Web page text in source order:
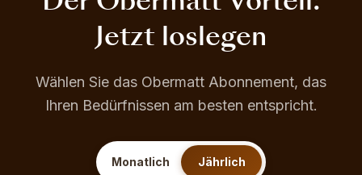
Jetzt loslegen
Wählen Sie das Obermatt Abonnement, das
Ihren Bedürfnissen am besten entspricht.
Monatlich Jährlich